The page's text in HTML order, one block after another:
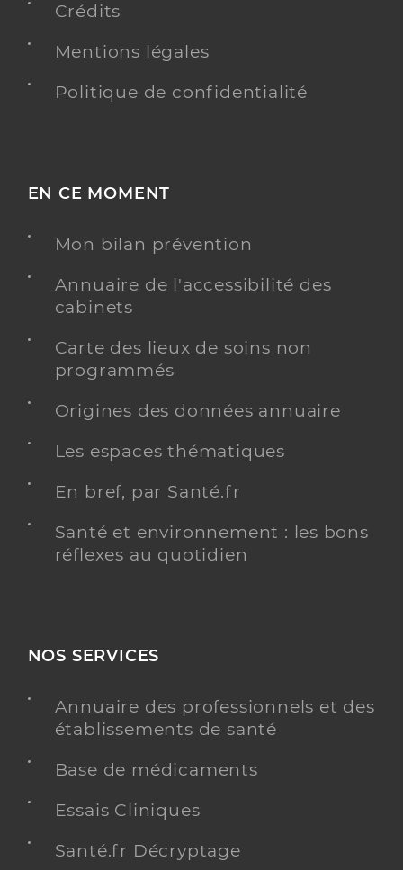
Crédits
Mentions légales
Politique de confidentialité
EN CE MOMENT
Mon bilan prévention
Annuaire de l'accessibilité des
cabinets
Carte des lieux de soins non
programmés
Origines des données annuaire
Les espaces thématiques
En bref, par Santé.fr
Santé et environnement : les bons
réflexes au quotidien
NOS SERVICES
Annuaire des professionnels et des
établissements de santé
Base de médicaments
Essais Cliniques
Santé.fr Décryptage